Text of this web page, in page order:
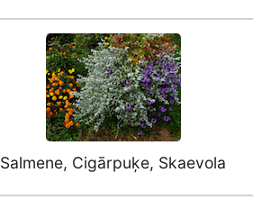
Salmene, Cigārpuķe, Skaevola